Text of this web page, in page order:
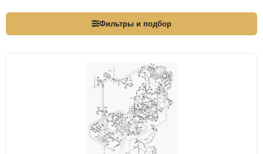
Фильтры и подбор